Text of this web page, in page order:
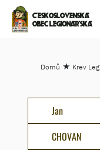
ČESKOSLOVENSKÁ
OBEC LEGIONÁŘSKÁ
Domů ★ Krev